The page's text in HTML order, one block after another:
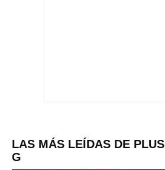
LAS MÁS LEÍDAS DE PLUS
G